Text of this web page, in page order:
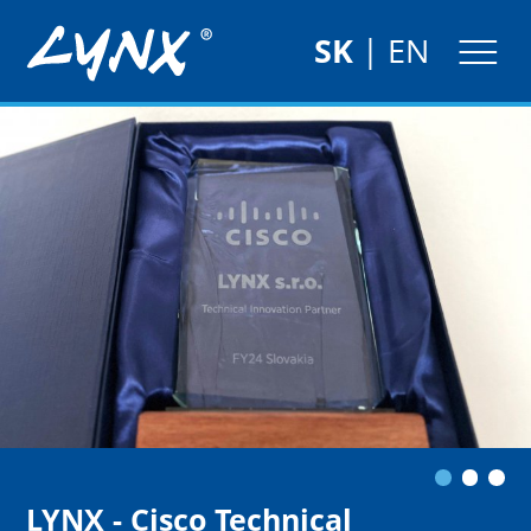
SK| EN
LYNX - Cisco Technical
LYNX získal ocenenie
LYNX MIDS